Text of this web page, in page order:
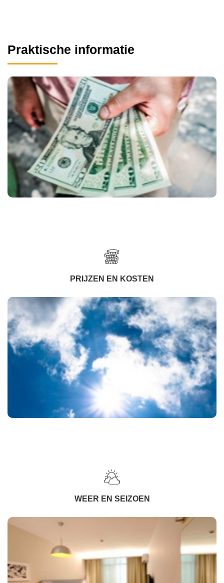
Praktische informatie
PRIJZEN EN KOSTEN
WEER EN SEIZOEN